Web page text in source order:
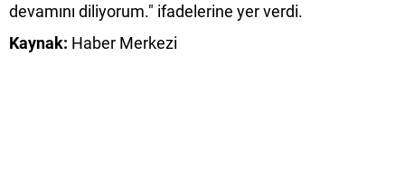
devamını diliyorum." ifadelerine yer verdi.
Kaynak: Haber Merkezi